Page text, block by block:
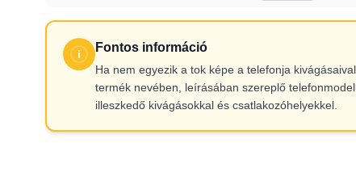
Fontos információ
Ha nem egyezik a tok képe a telefonja
termék nevében, leírásában szereplő
illeszkedő kivágásokkal és csatlakozóhelyekkel.